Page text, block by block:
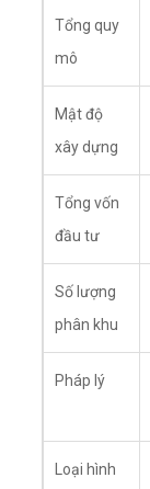
Tổng quy
mô
Mật độ
xây dựng
Tổng vốn
đầu tư
Số lượng
phân khu
Pháp lý
Loại hình